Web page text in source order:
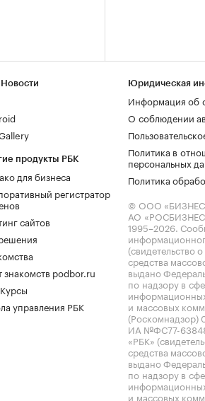
продукты РБК
для бизнеса
регистратор
сайтов
знакомств podbor.ru
управления РБК
Юридическая
Информация об
О соблюдении
Политика в
персональных
Политика
© ООО
АО
1995–2026.
(свидетельство
средства
выдано
по надзору в
и массовых
(Роскомнадзор)
ИА №ФС77-
«РБК»
средства
выдано
по надзору в
и массовых